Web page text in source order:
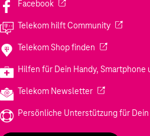
Facebook(Wird in einem neuen Tab
Telekom hilft Community(Wird in
Telekom Shop finden (Wird in
Hilfen für Dein Handy, Smartphone
Telekom Newsletter(Wird in einem
Persönliche Unterstützung für Dein